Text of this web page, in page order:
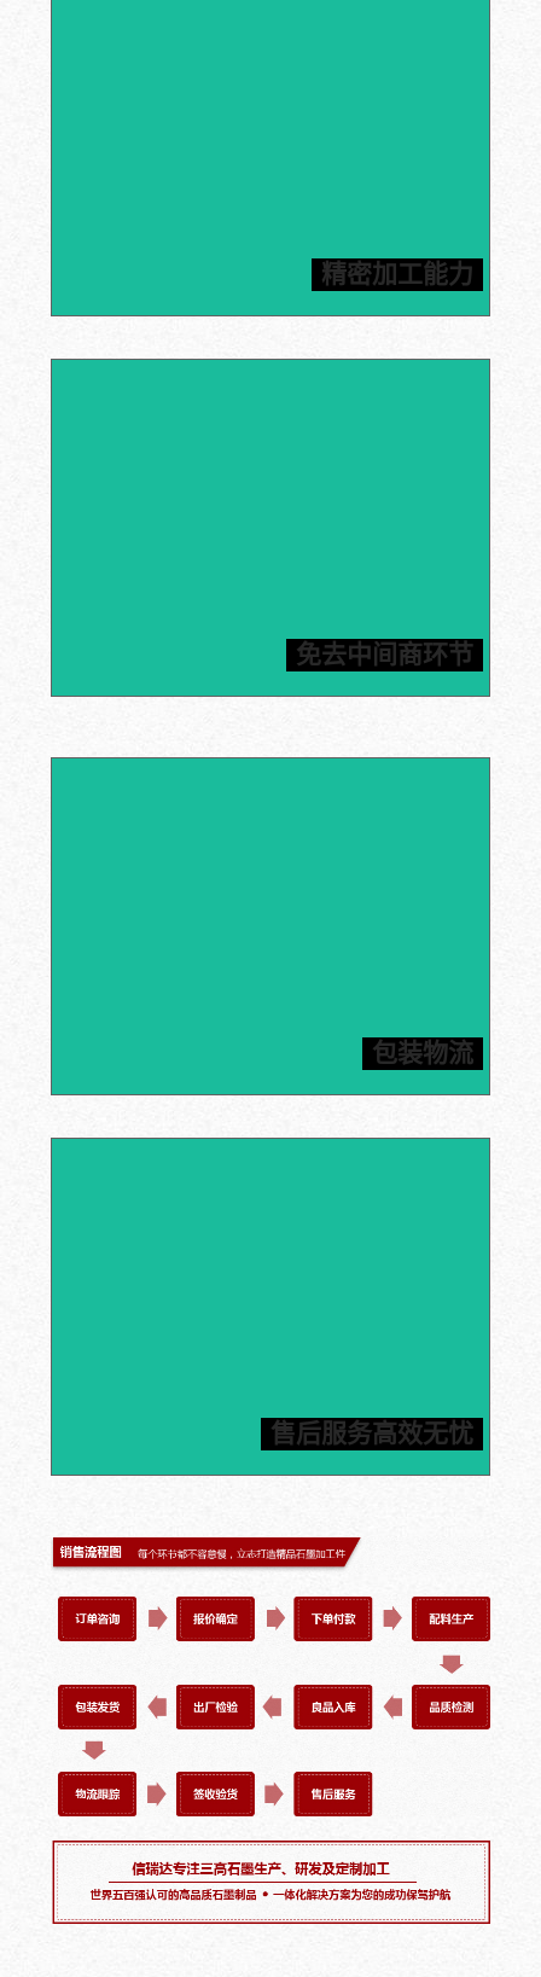
精密加工能力
工设备，能够满足客户对石墨加工件高精度的要求，所有
产品均按照图纸进行加工。
免去中间商环节
保障，免去中间商困扰，价格公道合理，保质保量管售
后，为您提供一站式石墨解决方案。
包装物流
用五层瓦楞纸箱/木箱双重保险，结实耐用，确保产品的
运输保障，为客户提供合理节省的运输方案。
售后服务高效无忧
后服务体系，一旦发现质量问题，包邮费换货，为您解决
后顾之忧。